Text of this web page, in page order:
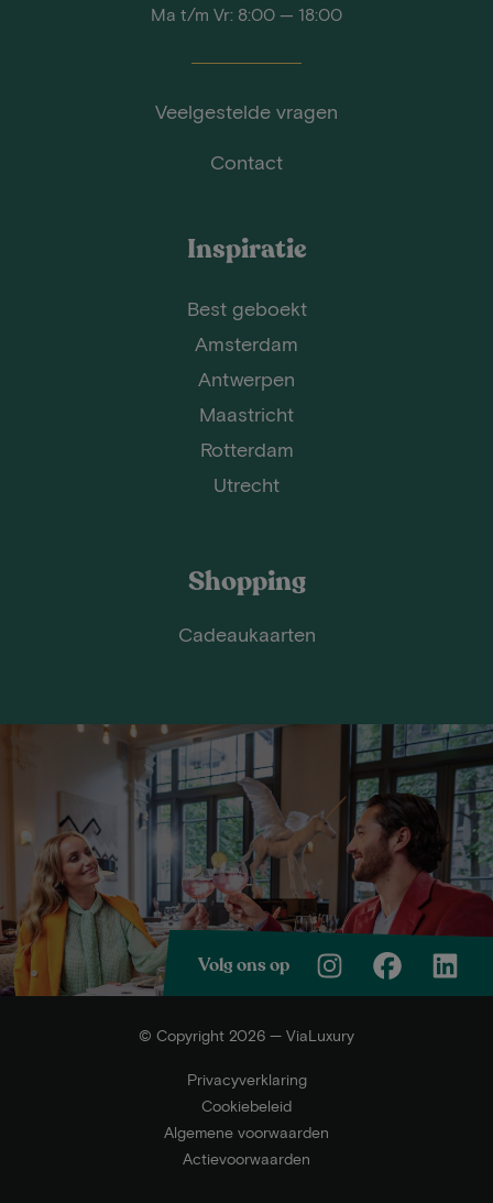
Ma t/m Vr: 8:00 — 18:00
Veelgestelde vragen
Contact
Inspiratie
Best geboekt
Amsterdam
Antwerpen
Maastricht
Rotterdam
Utrecht
Shopping
Cadeaukaarten
Volg ons op
© Copyright 2026 — ViaLuxury
Privacyverklaring
Cookiebeleid
Algemene voorwaarden
Actievoorwaarden